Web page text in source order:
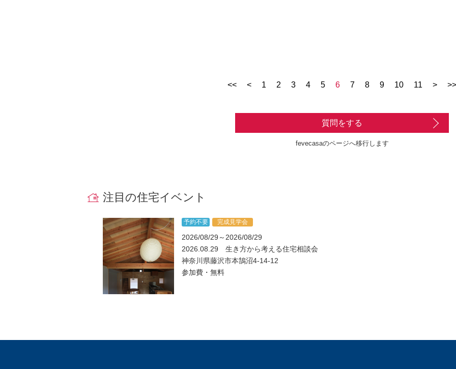
<< < 1 2 3 4 5 6 7 8 9 10 11 > >>
質問をする
fevecasaのページへ移行します
注目の住宅イベント
予約不要 完成見学会
2026/08/29～2026/08/29
2026.08.29 生き方から考える住宅相談会
神奈川県藤沢市本鵠沼4-14-12
参加費・無料